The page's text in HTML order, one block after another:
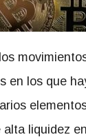
en los que
alta liquidez